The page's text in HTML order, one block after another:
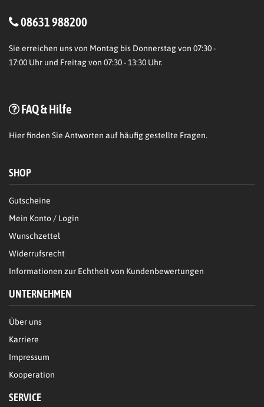
08631 988200
Sie erreichen uns von Montag bis Donnerstag von 07:30 -
17:00 Uhr und Freitag von 07:30 - 13:30 Uhr.
FAQ & Hilfe
Hierfinden Sie Antworten auf häufig gestellte Fragen.
SHOP
Gutscheine
Mein Konto / Login
Wunschzettel
Widerrufsrecht
Informationen zur Echtheit von Kundenbewertungen
UNTERNEHMEN
Über uns
Karriere
Impressum
Kooperation
SERVICE